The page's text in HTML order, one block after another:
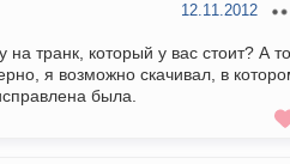
12.11.2012
на транк, который у вас стоит? А то
я возможно скачивал, в
была.